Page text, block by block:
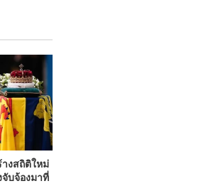
งสถิติใหม่
บจ้องมาที่